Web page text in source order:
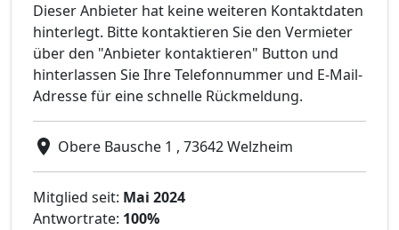
Dieser Anbieter hat keine weiteren Kontaktdaten
hinterlegt. Bitte kontaktieren Sie den Vermieter
über den "Anbieter kontaktieren" Button und
hinterlassen Sie Ihre Telefonnummer und E-Mail-
Adresse für eine schnelle Rückmeldung.
Obere Bausche 1 , 73642 Welzheim
Mitglied seit: Mai 2024
Antwortrate: 100%